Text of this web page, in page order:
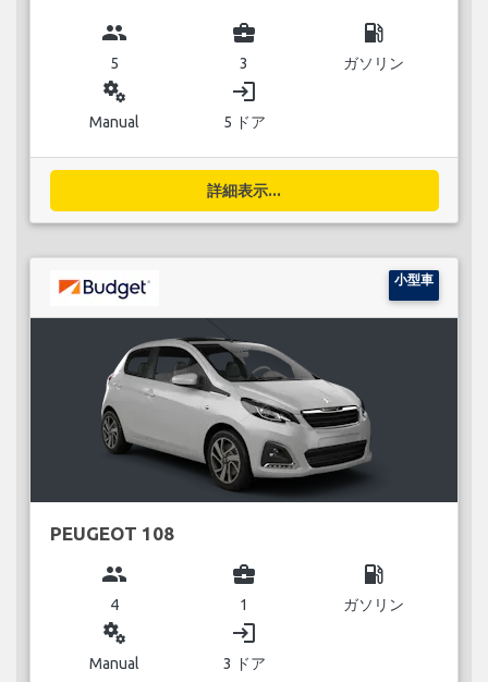
group
5
business_center
3
local_gas_station
ガソリン
miscellaneous_services
Manual
login
5 ドア
詳細表示...
小型車
PEUGEOT 108
group
4
business_center
1
local_gas_station
ガソリン
miscellaneous_services
Manual
login
3 ドア